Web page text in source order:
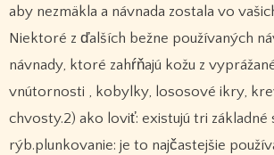
aby nezmäkla a návnada zostala vo
Niektoré z ďalších bežne používaných
návnady, ktoré zahŕňajú kožu z
vnútornosti , kobylky, lososové ikry,
chvosty.2) ako loviť: existujú tri
rýb.plunkovanie: je to najčastejšie